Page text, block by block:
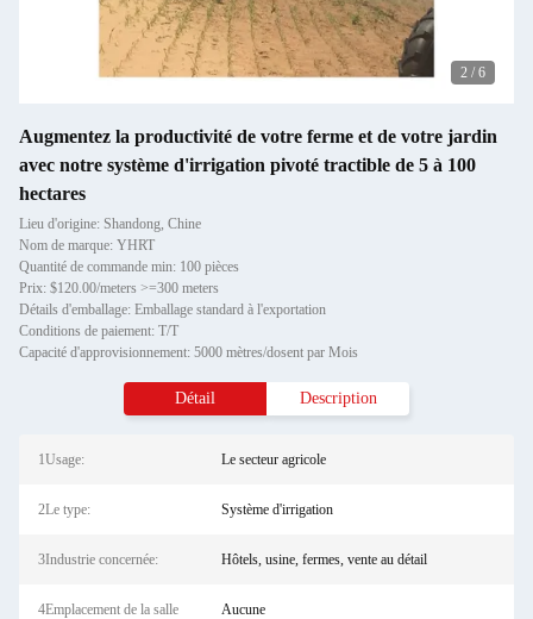
2 / 6
Augmentez la productivité de votre ferme et de votre jardin
avec notre système d'irrigation pivoté tractible de 5 à 100
hectares
Lieu d'origine: Shandong, Chine
Nom de marque: YHRT
Quantité de commande min: 100 pièces
Prix: $120.00/meters >=300 meters
Détails d'emballage: Emballage standard à l'exportation
Conditions de paiement: T/T
Capacité d'approvisionnement: 5000 mètres/dosent par Mois
Détail Description
1Usage: Le secteur agricole
2Le type: Système d'irrigation
3Industrie concernée: Hôtels, usine, fermes, vente au détail
4Emplacement de la salle
Aucune